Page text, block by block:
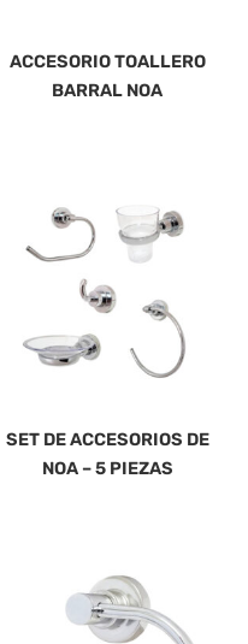
ACCESORIO TOALLERO
BARRAL NOA
SET DE ACCESORIOS DE
NOA – 5 PIEZAS